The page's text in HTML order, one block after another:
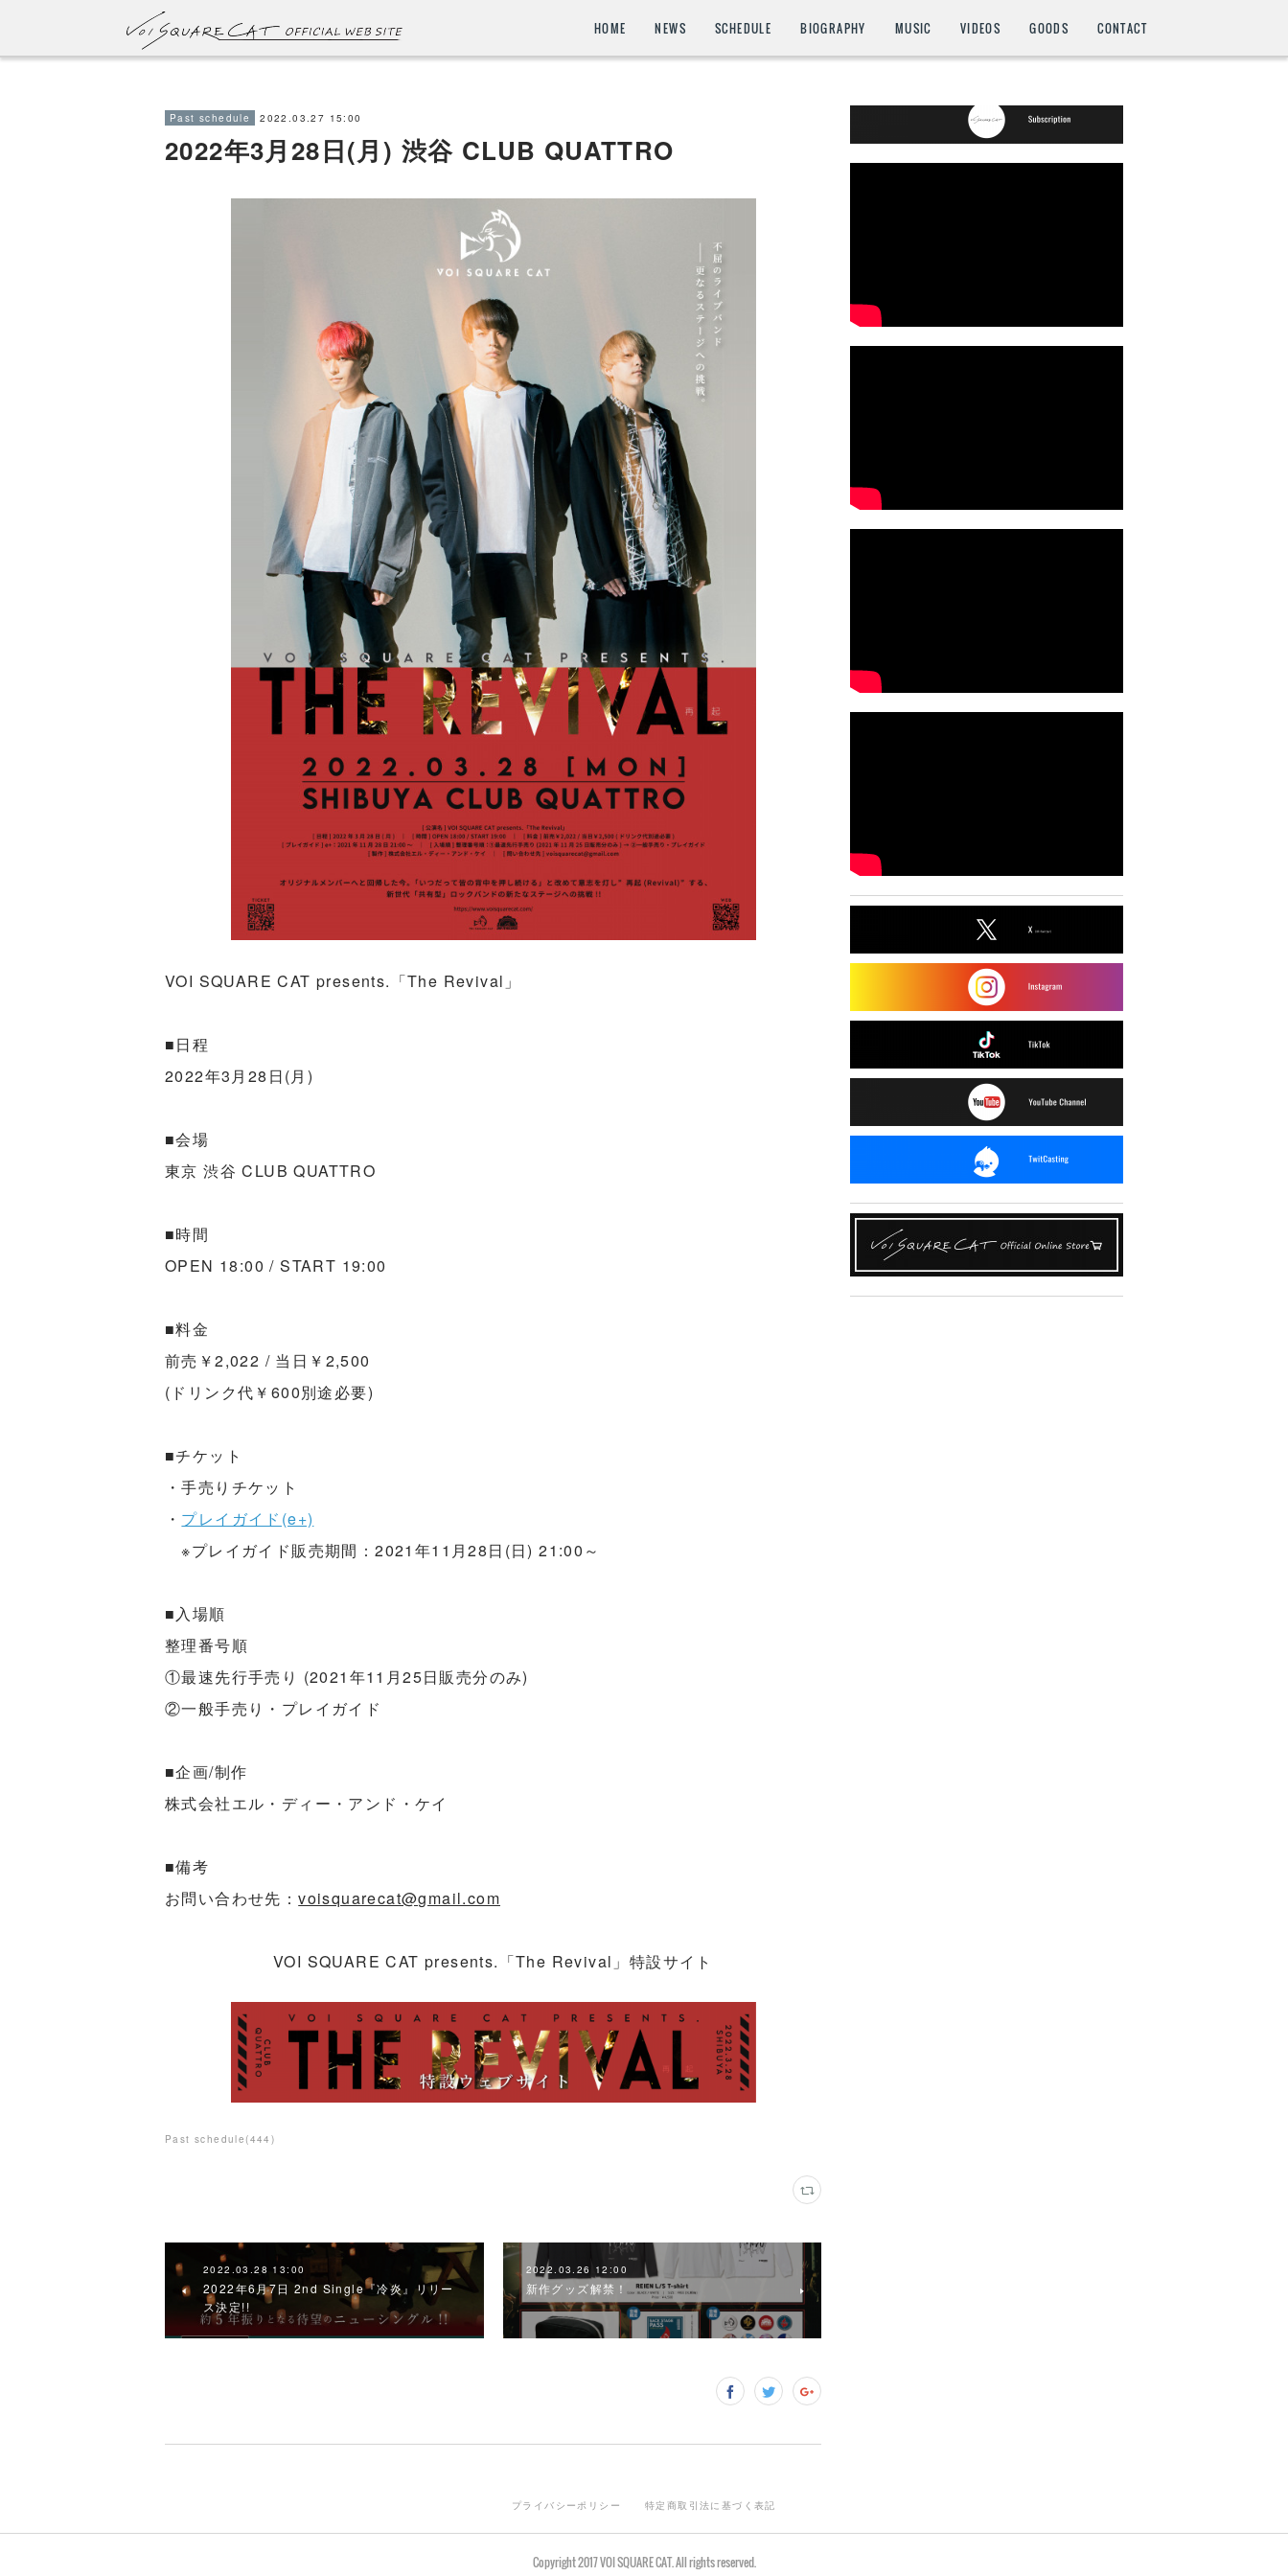
HOME NEWS SCHEDULE BIOGRAPHY MUSIC VIDEOS GOODS CONTACT
Past schedule 2022.03.27 15:00
2022年3月28日(月) 渋谷 CLUB QUATTRO
VOI SQUARE CAT presents.「The Revival」
■日程
2022年3月28日(月)
■会場
東京 渋谷 CLUB QUATTRO
■時間
OPEN 18:00 / START 19:00
■料金
前売￥2,022 / 当日￥2,500
(ドリンク代￥600別途必要)
■チケット
・手売りチケット
・ プレイガイド(e+)
※プレイガイド販売期間：2021年11月28日(日) 21:00～
■入場順
整理番号順
①最速先行手売り (2021年11月25日販売分のみ)
②一般手売り・プレイガイド
■企画/制作
株式会社エル・ディー・アンド・ケイ
■備考
お問い合わせ先：voisquarecat@gmail.com
VOI SQUARE CAT presents.「The Revival」特設サイト
Past schedule (444 )
2022.03.28 13:00
2022年6月7日 2nd Single『冷炎』リリー
ス決定!!
2022.03.26 12:00
新作グッズ解禁！
プライバシーポリシー 特定商取引法に基づく表記
Copyright 2017 VOI SQUARE CAT. All rights reserved.